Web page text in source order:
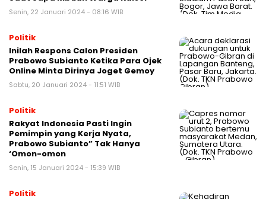
Senin, 22 Januari 2024 - 08:16 WIB
Politik
Inilah Respons Calon Presiden
Prabowo Subianto Ketika Para Ojek
Online Minta Dirinya Joget Gemoy
Sabtu, 20 Januari 2024 - 11:51 WIB
Politik
Rakyat Indonesia Pasti Ingin
Pemimpin yang Kerja Nyata,
Prabowo Subianto” Tak Hanya
‘Omon-omon
Senin, 15 Januari 2024 - 15:39 WIB
Politik